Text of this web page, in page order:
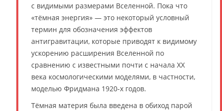
с видимыми размерами Вселенной. Пока что
«тёмная энергия» — это некоторый условный
термин для обозначения эффектов
антигравитации, которые приводят к видимому
ускорению расширения Вселенной по
сравнению с известными почти с начала XX
века космологическими моделями, в частности,
моделью Фридмана 1920-х годов.
Тёмная материя была введена в обиход парой